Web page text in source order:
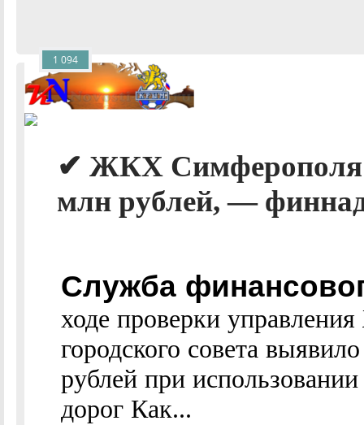
✔ ЖКХ Симферополя
млн рублей, —
Служба
ходе проверки
городского совета
рублей при
дорог Как...
1 094